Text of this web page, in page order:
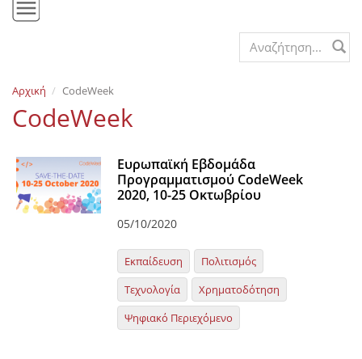
Εκδόσεις
Ενημέρωση
Search form
Αρχική CodeWeek
CodeWeek
Ευρωπαϊκή Εβδομάδα
Προγραμματισμού CodeWeek
2020, 10-25 Οκτωβρίου
05/10/2020
Εκπαίδευση
Πολιτισμός
Τεχνολογία
Χρηματοδότηση
Ψηφιακό Περιεχόμενο